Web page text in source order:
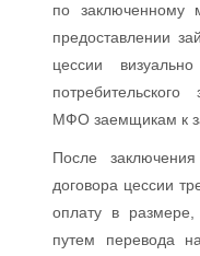
по заключенному
предоставлении
цессии
МФО заемщикам к
После
договора цессии
оплату в размере,
путем перевода